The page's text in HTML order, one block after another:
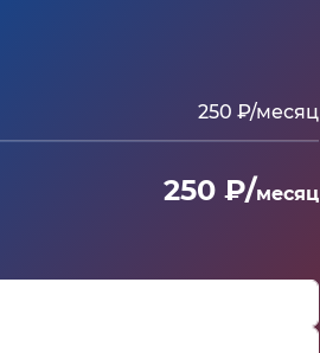
250 ₽/месяц
250 ₽/месяц